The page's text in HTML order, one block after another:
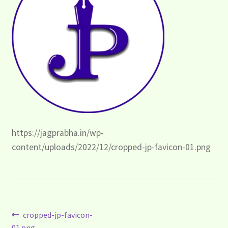
https://jagprabha.in/wp-
content/uploads/2022/12/cropped-jp-favicon-01.png
Post
Previous
cropped-jp-favicon-